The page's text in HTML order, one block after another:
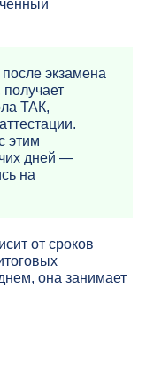
экзамена
ТАК,
этим
дней —
на
от сроков
она занимает